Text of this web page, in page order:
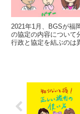
2021年1月、BGSが福
の協定の内容について
行政と協定を結ぶのは